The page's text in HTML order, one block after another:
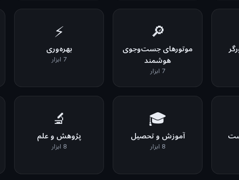
🔎
موتورهای جست‌وجوی
هوشمند
7 ابزار
⚡
بهره‌وری
7 ابزار
🎓
آموزش و تحصیل
8 ابزار
🔬
پژوهش و علم
8 ابزار